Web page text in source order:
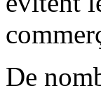
De